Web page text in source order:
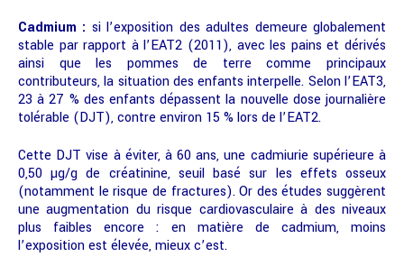
Cadmium : si l’exposition des adultes demeure globalement
stable par rapport à l’EAT2 (2011), avec les pains et dérivés
ainsi que les pommes de terre comme principaux
contributeurs, la situation des enfants interpelle. Selon l’EAT3,
23 à 27 % des enfants dépassent la nouvelle dose journalière
tolérable (DJT), contre environ 15 % lors de l’EAT2.
Cette DJT vise à éviter, à 60 ans, une cadmiurie supérieure à
0,50 µg/g de créatinine, seuil basé sur les effets osseux
(notamment le risque de fractures). Or des études suggèrent
une augmentation du risque cardiovasculaire à des niveaux
plus faibles encore : en matière de cadmium, moins
l’exposition est élevée, mieux c’est.